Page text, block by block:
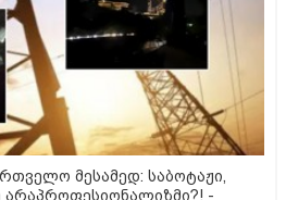
მესამედ: საბოტაჟი,
არაპროფესიონალიზმი?! -